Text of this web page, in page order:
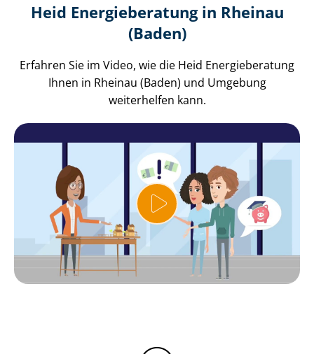
Heid Energieberatung in Rheinau
(Baden)
Erfahren Sie im Video, wie die Heid Energieberatung
Ihnen in Rheinau (Baden) und Umgebung
weiterhelfen kann.